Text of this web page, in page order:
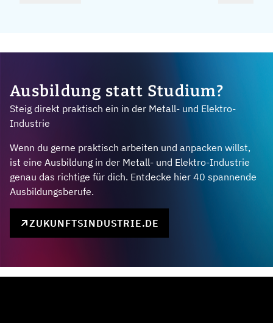
Ausbildung statt Studium?
Steig direkt praktisch ein in der Metall- und Elektro-
Industrie
Wenn du gerne praktisch arbeiten und anpacken willst,
ist eine Ausbildung in der Metall- und Elektro-Industrie
genau das richtige für dich. Entdecke hier 40 spannende
Ausbildungsberufe.
ZUKUNFTSINDUSTRIE.DE